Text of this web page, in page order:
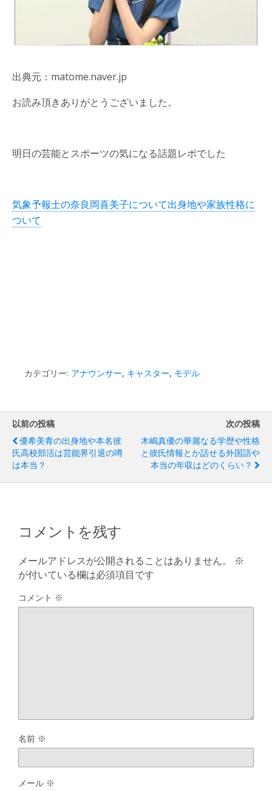
出典元：matome.naver.jp
お読み頂きありがとうございました。
明日の芸能とスポーツの気になる話題レポでした
気象予報士の奈良岡喜美子について出身地や家族性格に
ついて
カテゴリー: アナウンサー, キャスター, モデル
以前の投稿
優希美青の出身地や本名彼
氏高校部活は芸能界引退の噂
は本当？
次の投稿
木嶋真優の華麗なる学歴や性格
と彼氏情報とか話せる外国語や
本当の年収はどのくらい？
コメントを残す
メールアドレスが公開されることはありません。
※
が付いている欄は必須項目です
コメント ※
名前 ※
メール ※